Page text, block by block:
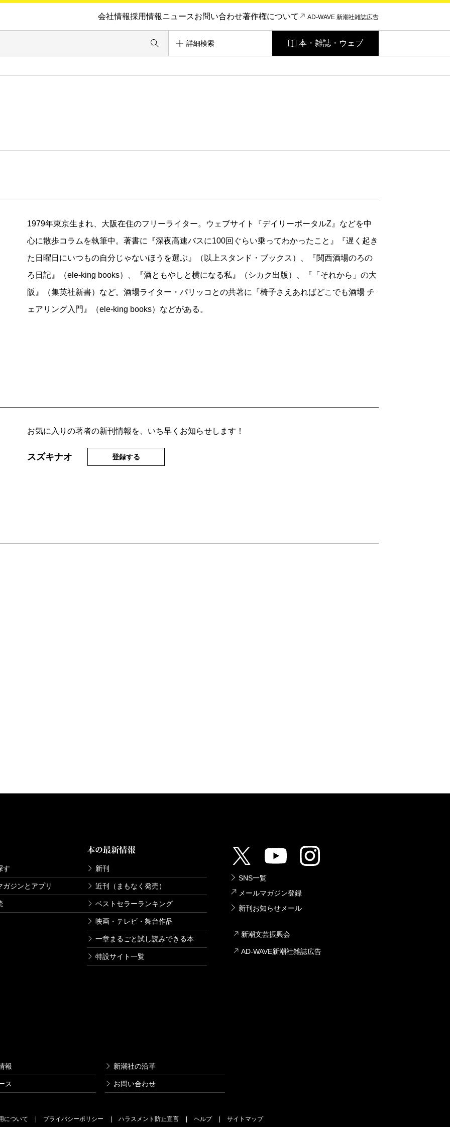
会社情報採用情報ニュースお問い合わせ著作権について AD-WAVE 新潮社雑誌広告
詳細検索 本・雑誌・ウェブ
1979年東京生まれ、大阪在住のフリーライター。ウェブサイト『デイリーポータルZ』などを中
心に散歩コラムを執筆中。著書に『深夜高速バスに100回ぐらい乗ってわかったこと』『遅く起き
た日曜日にいつもの自分じゃないほうを選ぶ』（以上スタンド・ブックス）、『関西酒場のろの
ろ日記』（ele-king books）、『酒ともやしと横になる私』（シカク出版）、『「それから」の大
阪』（集英社新書）など。酒場ライター・パリッコとの共著に『椅子さえあればどこでも酒場 チ
ェアリング入門』（ele-king books）などがある。
お気に入りの著者の新刊情報を、いち早くお知らせします！
スズキナオ 登録する
す
ガジンとアプリ
本の最新情報
新刊
近刊（まもなく発売）
ベストセラーランキング
映画・テレビ・舞台作品
一章まるごと試し読みできる本
特設サイト一覧
報 新潮社の沿革
ス お問い合わせ
SNS一覧
メールマガジン登録
新刊お知らせメール
新潮文芸振興会
AD-WAVE新潮社雑誌広告
について プライバシーポリシー ハラスメント防止宣言 ヘルプ サイトマップ